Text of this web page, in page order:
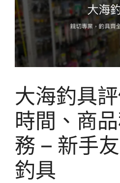
大海釣具
時間、商
務 – 新手
釣具